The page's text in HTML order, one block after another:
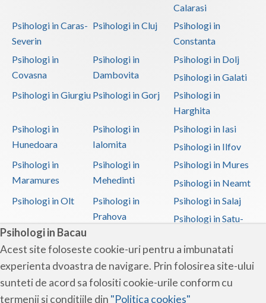
Psihologi in Bacau
Acest site foloseste cookie-uri pentru a imbunatati
experienta dvoastra de navigare. Prin folosirea site-ului
sunteti de acord sa folositi cookie-urile conform cu
termenii si conditiile din "Politica cookies"
Calarasi
Psihologi in Caras-
Severin
Psihologi in Cluj
Psihologi in
Constanta
Psihologi in
Covasna
Psihologi in
Dambovita
Psihologi in Dolj
Psihologi in Galati
Psihologi in Giurgiu Psihologi in Gorj
Psihologi in
Harghita
Psihologi in
Hunedoara
Psihologi in
Ialomita
Psihologi in Iasi
Psihologi in Ilfov
Psihologi in
Maramures
Psihologi in
Mehedinti
Psihologi in Mures
Psihologi in Neamt
Psihologi in Olt
Psihologi in
Prahova
Psihologi in Salaj
Psihologi in Satu-
Psihologi in Sibiu
Psihologi in
Suceava
Psihologi in
Teleorman
Psihologi in Timis
Psihologi in Tulcea Psihologi in Valcea